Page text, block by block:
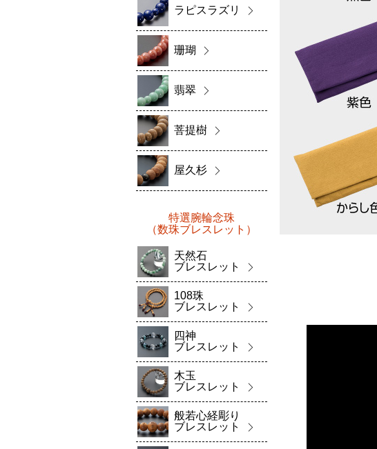
ラピスラズリ
珊瑚
翡翠
菩提樹
屋久杉
特選腕輪念珠
（数珠ブレスレット）
天然石
ブレスレット
108珠
ブレスレット
四神
ブレスレット
木玉
ブレスレット
般若心経彫り
ブレスレット